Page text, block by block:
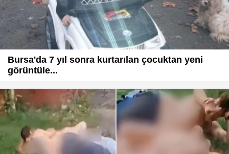
Bursa'da 7 yıl sonra kurtarılan çocuktan yeni
görüntüle...